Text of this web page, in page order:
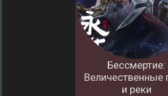
Бессмертие:
Величественные
и реки